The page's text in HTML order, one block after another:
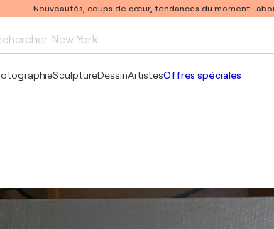
Nouveautés, coups de cœur, tendances du moment :
New York
SculptureDessinArtistesOffres spéciales